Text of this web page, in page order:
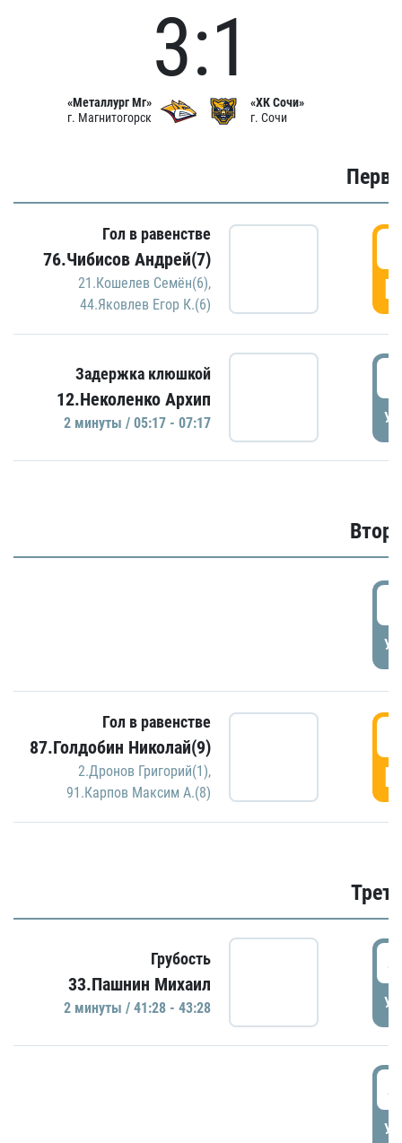
«Металлург Мг»
г. Магнитогорск
3:1
«ХК Сочи»
г. Сочи
Гол в равенстве
76.Чибисов Андрей(7)
21.Кошелев Семён(6),
44.Яковлев Егор К.(6)
Задержка клюшкой
12.Неколенко Архип
2 минуты / 05:17 - 07:17
Гол в равенстве
87.Голдобин Николай(9)
2.Дронов Григорий(1),
91.Карпов Максим А.(8)
Грубость
33.Пашнин Михаил
2 минуты / 41:28 - 43:28